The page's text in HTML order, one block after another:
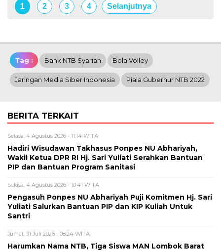
1
2 3 4 Selanjutnya
Tag : Bank NTB Syariah Bola Volley
Jaringan Media Siber Indonesia Piala Gubernur NTB 2022
BERITA TERKAIT
Selasa, 4 Agustus 2026 - 11:14 WITA
Hadiri Wisudawan Takhasus Ponpes NU Abhariyah,
Wakil Ketua DPR RI Hj. Sari Yuliati Serahkan Bantuan
PIP dan Bantuan Program Sanitasi
Selasa, 4 Agustus 2026 - 10:41 WITA
Pengasuh Ponpes NU Abhariyah Puji Komitmen Hj. Sari
Yuliati Salurkan Bantuan PIP dan KIP Kuliah Untuk
Santri
Jumat, 31 Juli 2026 - 08:24 WITA
Harumkan Nama NTB, Tiga Siswa MAN Lombok Barat